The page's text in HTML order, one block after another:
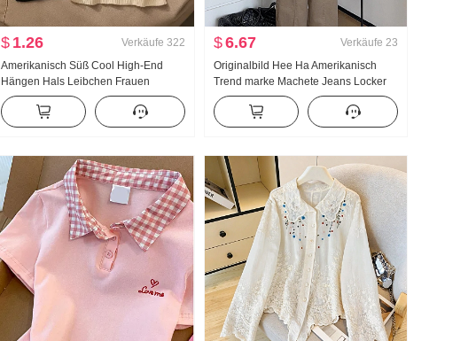
$ 1.26 Verkäufe 322
Amerikanisch Süß Cool High-End
Hängen Hals Leibchen Frauen
Sommer Außerhalb zu tragen
Innerhalb Nehmen Unterhemd Spicy
Girl Strick Bandeau Top
$6.67 Verkäufe 23
Originalbild Hee Ha Amerikanisch
Trend marke Machete Jeans Locker
Breite Beine Freizeit Hose